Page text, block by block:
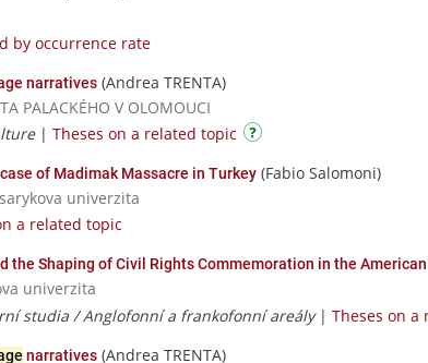
by occurrence rate
narratives (Andrea TRENTA)
PALACKÉHO V OLOMOUCI
| Theses on a related topic
of Madimak Massacre in Turkey (Fabio Salomoni)
univerzita
a related topic
the Shaping of Civil Rights Commemoration in the
univerzita
studia / Anglofonní a frankofonní areály| Theses on a
narratives (Andrea TRENTA)